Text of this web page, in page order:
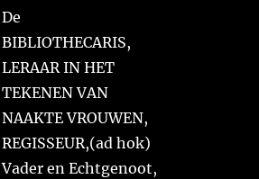
De
BIBLIOTHECARIS,
LERAAR IN HET
TEKENEN VAN
NAAKTE VROUWEN,
REGISSEUR,(ad hok)
Vader en Echtgenoot,